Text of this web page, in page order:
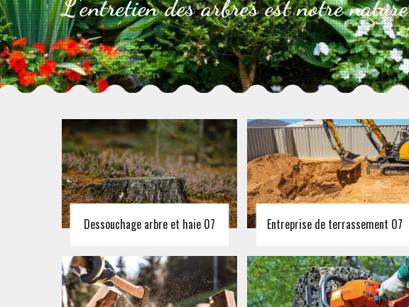
L'entretien des arbres est notre nature
Dessouchage arbre et haie 07 Entreprise de terrassement 07